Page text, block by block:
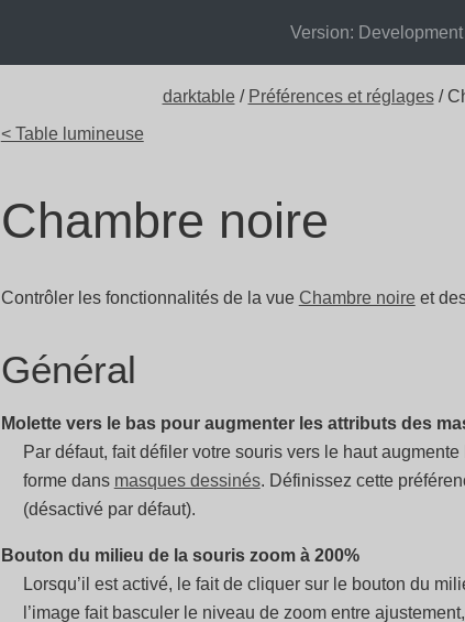
Version: Development
darktable / Préférences et réglages/
< Table lumineuse
Chambre noire
Contrôler les fonctionnalités de la vue Chambre noire et
Général
Molette vers le bas pour augmenter les attributs des
Par défaut, fait défiler votre souris vers le haut
forme dans masques dessinés. Définissez cette
(désactivé par défaut).
Bouton du milieu de la souris zoom à 200%
Lorsqu’il est activé, le fait de cliquer sur le bouton du
l’image fait basculer le niveau de zoom entre